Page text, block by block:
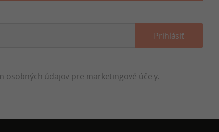
osobných údajov pre marketingové účely.